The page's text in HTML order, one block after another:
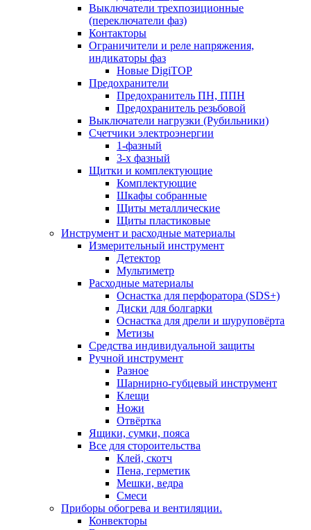
Выключатели трехпозиционные
(переключатели фаз)
Контакторы
Ограничители и реле напряжения,
индикаторы фаз
Новые DigiTOP
Предохранители
Предохранитель ПН, ППН
Предохранитель резьбовой
Выключатели нагрузки (Рубильники)
Счетчики электроэнергии
1-фазный
3-х фазный
Щитки и комплектующие
Комплектующие
Шкафы собранные
Щиты металлические
Щиты пластиковые
Инструмент и расходные материалы
Измерительный инструмент
Детектор
Мультиметр
Расходные материалы
Оснастка для перфоратора (SDS+)
Диски для болгарки
Оснастка для дрели и шуруповёрта
Метизы
Средства индивидуальной защиты
Ручной инструмент
Разное
Шарнирно-губцевый инструмент
Клещи
Ножи
Отвёртка
Ящики, сумки, пояса
Все для стороительства
Клей, скотч
Пена, герметик
Мешки, ведра
Смеси
Приборы обогрева и вентиляции.
Конвекторы